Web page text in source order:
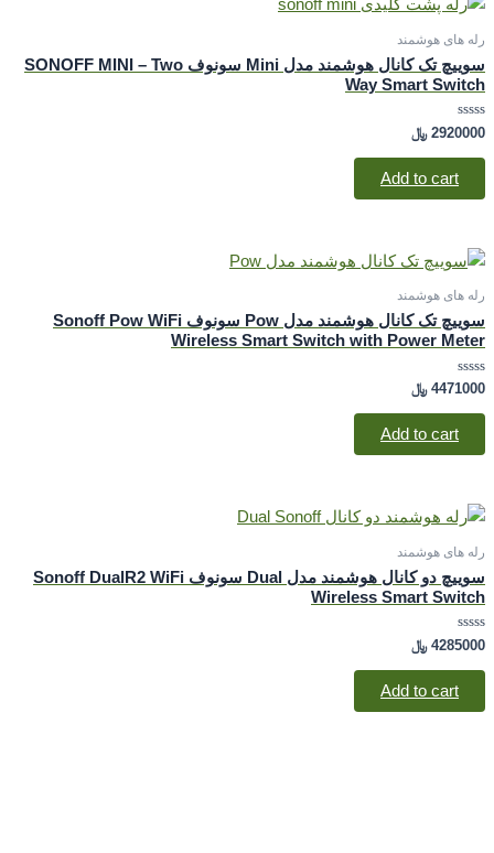
رله های هوشمند
سوییچ تک کانال هوشمند مدل Mini سونوف SONOFF MINI – Two
Way Smart Switch
Rated
out
2920000 ﷼
Add to cart
رله های هوشمند
سوییچ تک کانال هوشمند مدل Pow سونوف Sonoff Pow WiFi
Wireless Smart Switch with Power Meter
Rated
out
4471000 ﷼
Add to cart
رله های هوشمند
سوییچ دو کانال هوشمند مدل Dual سونوف Sonoff DualR2 WiFi
Wireless Smart Switch
Rated
0
out
4285000 ﷼
Add to cart